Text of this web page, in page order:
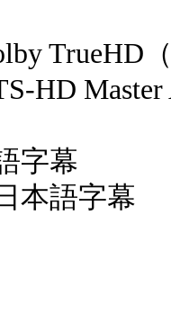
TrueHD
HD Master
字幕
本語字幕